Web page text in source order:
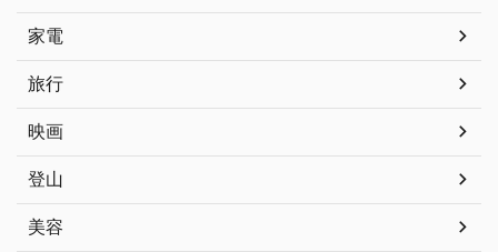
家電
旅行
映画
登山
美容